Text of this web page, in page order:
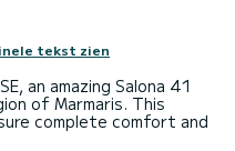
tekst zien
an amazing Salona 41
of Marmaris. This
complete comfort and